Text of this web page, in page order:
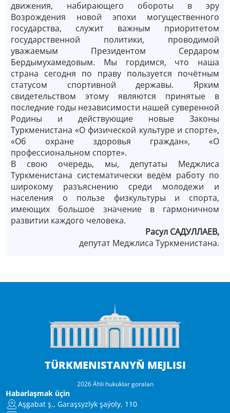
движения, набирающего обороты в эру
Возрождения новой эпохи могущественного
государства, служит важным приоритетом
государственной политики, проводимой
уважаемым Президентом Сердаром
Бердымухамедовым. Мы гордимся, что наша
страна сегодня по праву пользуется почётным
статусом спортивной державы. Ярким
свидетельством этому являются принятые в
последние годы независимости нашей суверенной
Родины и действующие новые Законы
Туркменистана «О физической культуре и спорте»,
«Об охране здоровья граждан», «О
профессиональном спорте».
В свою очередь, мы, депутаты Меджлиса
Туркменистана систематически ведём работу по
широкому разъяснению среди молодежи и
населения о пользе физкультуры и спорта,
имеющих большое значение в гармоничном
развитии каждого человека.
Pасул САДУЛЛАЕВ,
депутат Mеджлиса Tуркменистана.
TÜRKMENISTANYŇ MEJLISI
2026 Ähli hukuklar goralan
Habarlaşmak üçin
Aşgabat ş., Garaşsyzlyk şaýoly, 110